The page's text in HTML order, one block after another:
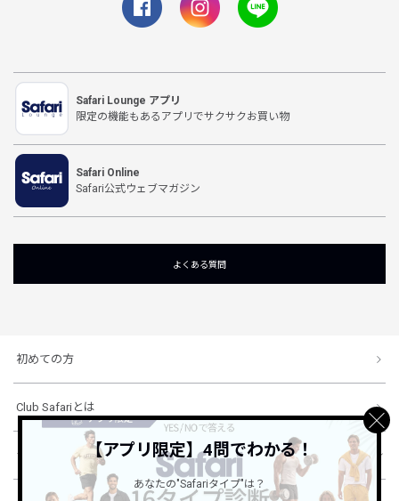
Safari Lounge アプリ
限定の機能もあるアプリでサクサクお買い物
Safari Online
Safari公式ウェブマガジン
よくある質問
初めての方
Club Safariとは
ショッピングガイド【アプリ限定】4問でわかる！
あなたの"Safariタイプ"は？